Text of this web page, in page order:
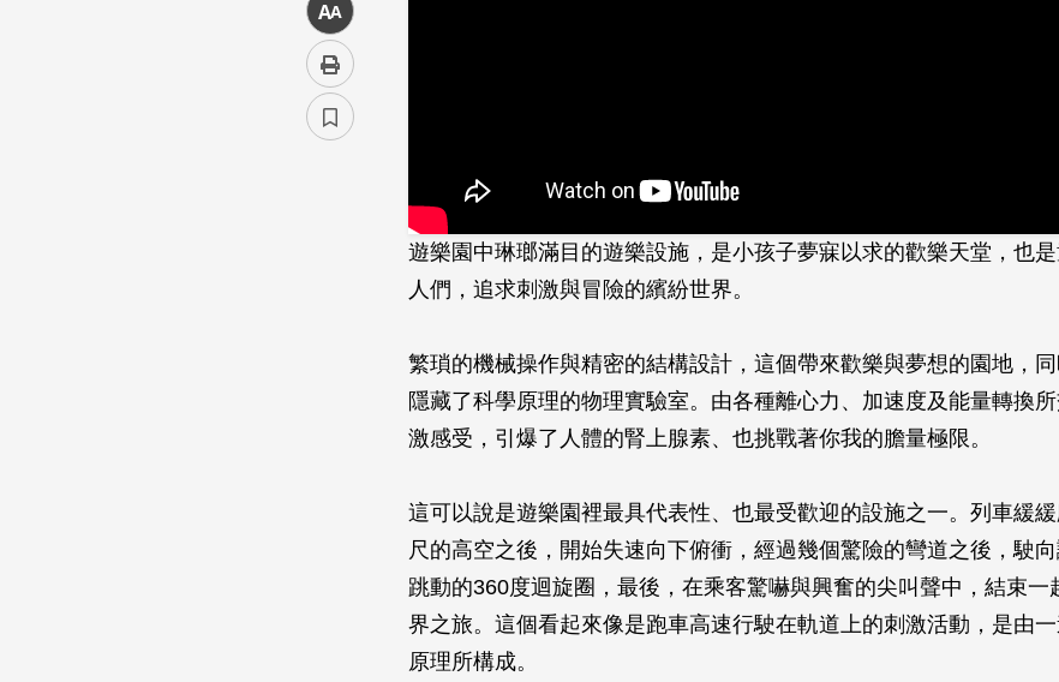
中
遊樂園中琳瑯滿目的遊樂設施，是小孩子夢寐以求的歡樂天堂，也
人們，追­求刺激與冒險的繽紛世界。
繁瑣的機械操作與精密的結構設計，這個帶來歡樂與夢想的園地，
隱藏了科­學原理的物理實驗室。由各種離心力、加速度及能量轉換
激感受，引爆了人­體的腎上腺素、也挑戰著你我的膽量極限。
這可以說是遊樂園裡最具代表性、也最受歡迎的設施之一。列車緩
尺的高空­之後，開始失速向下俯衝，經過幾個驚險的彎道之後，駛
跳動的360度迴­旋圈，最後，在乘客驚嚇與興奮的尖叫聲中，結束一
界之旅。這個看起來像­是跑車高速行駛在軌道上的刺激活動，是由
原理所構成。